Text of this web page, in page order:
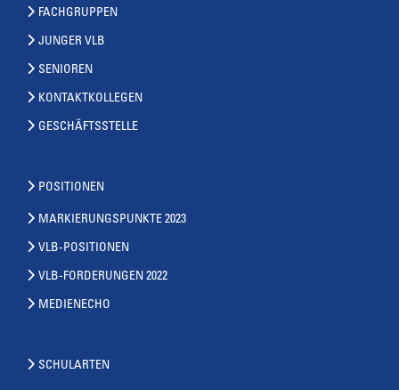
FACHGRUPPEN
JUNGER VLB
SENIOREN
KONTAKTKOLLEGEN
GESCHÄFTSSTELLE
POSITIONEN
MARKIERUNGSPUNKTE 2023
VLB-POSITIONEN
VLB-FORDERUNGEN 2022
MEDIENECHO
SCHULARTEN